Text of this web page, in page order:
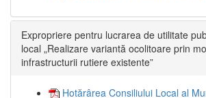
Expropriere pentru lucrarea de utilitate
local „Realizare variantă ocolitoare prin
infrastructurii rutiere existente”
Hotărârea Consiliului Local al